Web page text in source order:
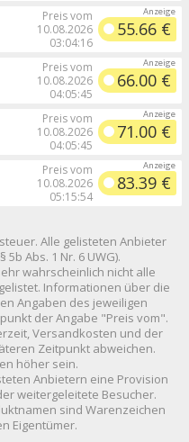
Preis vom
10.08.2026
03:04:16
55.66 €
Preis vom
10.08.2026
04:05:45
66.00 €
Preis vom
10.08.2026
04:05:45
71.00 €
Preis vom
10.08.2026
05:15:54
83.39 €
Alle gelisteten Anbieter
Abs. 1 Nr. 6 UWG).
wahrscheinlich nicht alle
Informationen über die
Angaben des jeweiligen
der Angabe "Preis vom".
Versandkosten und der
Zeitpunkt abweichen.
höher sein.
Anbietern eine Provision
weitergeleitete Besucher.
sind Warenzeichen
Eigentümer.